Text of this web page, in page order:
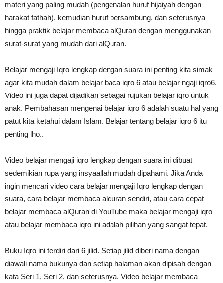
materi yang paling mudah (pengenalan huruf hijaiyah dengan
harakat fathah), kemudian huruf bersambung, dan seterusnya
hingga praktik belajar membaca alQuran dengan menggunakan
surat-surat yang mudah dari alQuran.
Belajar mengaji Iqro lengkap dengan suara ini penting kita simak
agar kita mudah dalam belajar baca iqro 6 atau belajar ngaji iqro6.
Video ini juga dapat dijadikan sebagai rujukan belajar iqro untuk
anak. Pembahasan mengenai belajar iqro 6 adalah suatu hal yang
patut kita ketahui dalam Islam. Belajar tentang belajar iqro 6 itu
penting lho..
Video belajar mengaji iqro lengkap dengan suara ini dibuat
sedemikian rupa yang insyaallah mudah dipahami. Jika Anda
ingin mencari video cara belajar mengaji Iqro lengkap dengan
suara, cara belajar membaca alquran sendiri, atau cara cepat
belajar membaca alQuran di YouTube maka belajar mengaji iqro
atau belajar membaca iqro ini adalah pilihan yang sangat tepat.
Buku Iqro ini terdiri dari 6 jilid. Setiap jilid diberi nama dengan
diawali nama bukunya dan setiap halaman akan dipisah dengan
kata Seri 1, Seri 2, dan seterusnya. Video belajar membaca